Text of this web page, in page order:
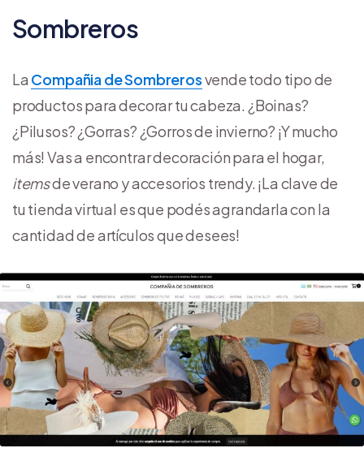
Sombreros
La Compañia de Sombrerosvende todo tipo de
productos para decorar tu cabeza. ¿Boinas?
¿Pilusos? ¿Gorras? ¿Gorros de invierno? ¡Y mucho
más! Vas a encontrar decoración para el hogar,
itemsde verano y accesorios trendy. ¡La clave de
tu tienda virtual es que podés agrandarla con la
cantidad de artículos que desees!